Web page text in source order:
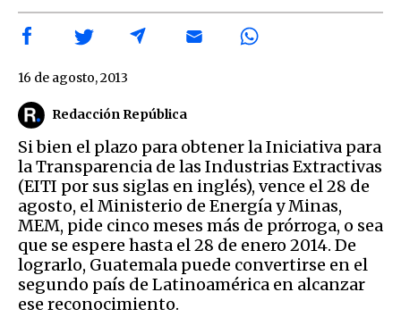
Redacción República
16 de agosto, 2013
Si bien el plazo para obtener la Iniciativa para
la Transparencia de las Industrias Extractivas
(EITI por sus siglas en inglés), vence el 28 de
agosto, el Ministerio de Energía y Minas,
MEM, pide cinco meses más de prórroga, o sea
que se espere hasta el 28 de enero 2014. De
lograrlo, Guatemala puede convertirse en el
segundo país de Latinoamérica en alcanzar
ese reconocimiento.